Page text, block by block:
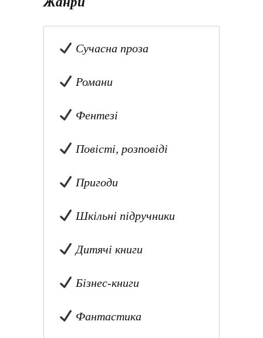
Сучасна проза
Романи
Фентезі
Повісті, розповіді
Пригоди
Шкільні підручники
Дитячі книги
Бізнес-книги
Фантастика